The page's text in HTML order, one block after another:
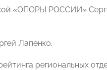
«ОПОРЫ РОССИИ»
Лапенко.
региональных